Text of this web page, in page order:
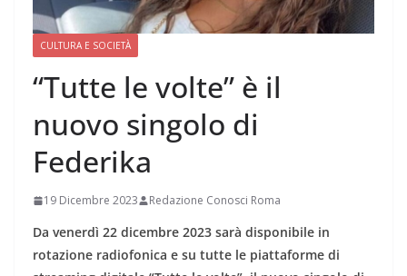
CULTURA E SOCIETÀ
“Tutte le volte” è il
nuovo singolo di
Federika
19 Dicembre 2023 Redazione Conosci Roma
Da venerdì 22 dicembre 2023 sarà disponibile in
rotazione radiofonica e su tutte le piattaforme di